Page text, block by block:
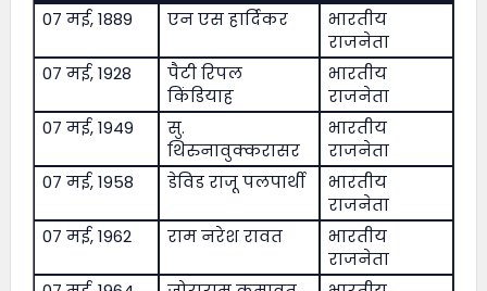
07 मई, 1889 एन एस हार्दिकर
भारतीय
राजनेता
07 मई, 1928
पैटी रिपल
किंडियाह
भारतीय
राजनेता
07 मई, 1949
सु.
थिरुनावुक्करासर
भारतीय
राजनेता
07 मई, 1958
डेविड राजू पलपार्थी
भारतीय
राजनेता
07 मई, 1962
राम नरेश रावत
भारतीय
राजनेता